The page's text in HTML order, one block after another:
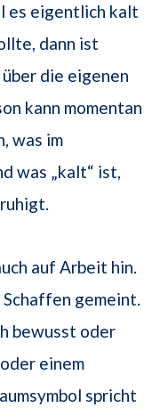
es eigentlich kalt
dann ist
über die eigenen
kann momentan
was im
was „kalt“ ist,
auf Arbeit hin.
gemeint.
bewusst oder
einem
spricht